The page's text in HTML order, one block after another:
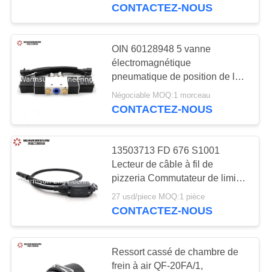
CONTRÔLE
DE
CONTACTEZ-
UNE
CITATION
PLAN
DU
dents de seau
d'excavatrice
pompe à béton
d'occasion
32
CONTACTEZ-NOUS
OIN 60128948 5 vanne
électromagnétique
pneumatique de position de la
manière 2
B994V22008KCS017B
Négociable MOQ:1 morceau
CONTACTEZ-NOUS
13503713 FD 676 S1001
Lecteur de câble à fil de
pizzeria Commutateur de limite
pour l'équipement SANY
27 usd/piece MOQ:1 pièce
CONTACTEZ-NOUS
Ressort cassé de chambre de
frein à air QF-20FA/1,